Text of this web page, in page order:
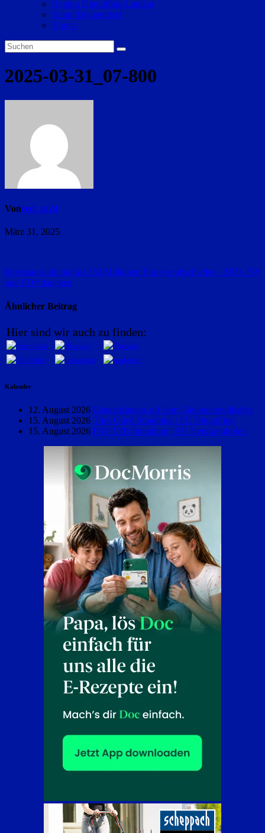
Region Dingolfing-Landau
Raum Deggendorf
Bluval
2025-03-31_07-800
Vonred_ra24
März 31, 2025
Beitragsnavigation
Kreishaushalt mit fast 150 Millionen Euro verabschiedet – SPD, FW
und FDP dagegen
Ähnlicher Beitrag
Hier sind wir auch zu finden:
Kalender
12. August 2026 Gstanzlsingen auf dem Gäubodenvolksfest
15. August 2026 Türk Gücü Straubing : FC Dingolfing
15. August 2026 FSV VfB Straubing : SV Neufraunhofen